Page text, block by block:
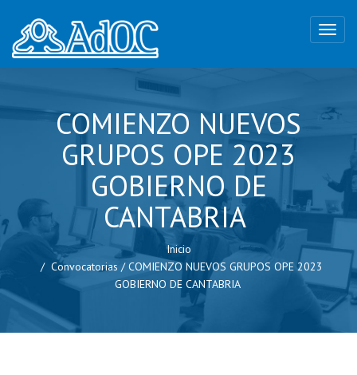
COMIENZO NUEVOS
GRUPOS OPE 2023
GOBIERNO DE
CANTABRIA
Inicio
Convocatorias /COMIENZO NUEVOS GRUPOS OPE 2023
GOBIERNO DE CANTABRIA